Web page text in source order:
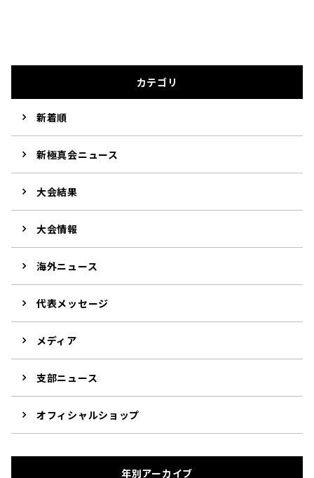
カテゴリ
新着順
新極真会ニュース
大会結果
大会情報
海外ニュース
代表メッセージ
メディア
支部ニュース
オフィシャルショップ
年別アーカイブ